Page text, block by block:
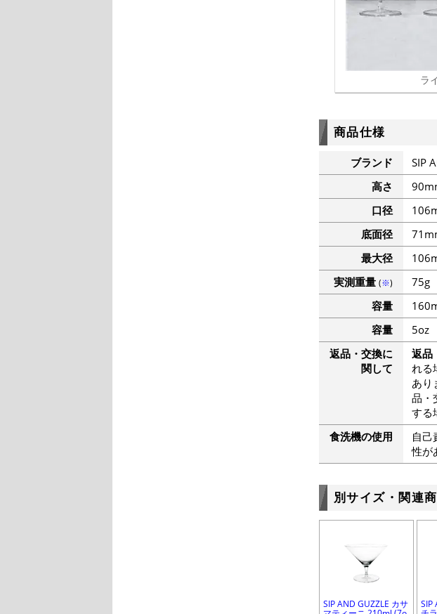
ラ
商品仕様
ブランド
SIP
高さ
口径
底面径
最大径
実測重量 (※)
75g
容量
容量
5oz
返品・交換に
関して
返品
れる
あり
品・
する
食洗機の使用
自己
性が
別サイズ・関連
SIP AND GUZZLE カサ SIP